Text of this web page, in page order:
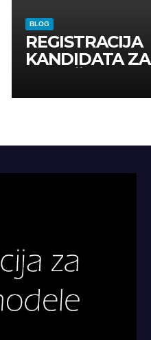
BLOG
REGISTRACIJA
KANDIDATA ZA
INOSTRANIM